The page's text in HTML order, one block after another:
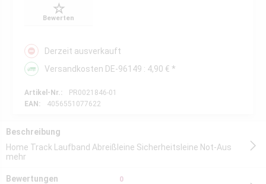
Bewerten
Derzeit ausverkauft
Versandkosten DE-96149 : 4,90 € *
Artikel-Nr.:
PR0021846-01
EAN:
4056551077622
Beschreibung
Home Track Laufband Abreißleine Sicherheitsleine Not-Aus
mehr
Bewertungen 0